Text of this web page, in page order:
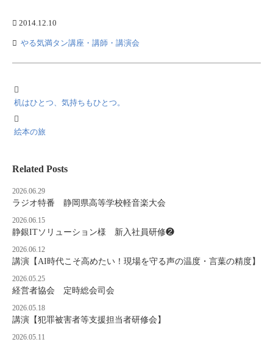
2014.12.10
やる気満タン講座・講師・講演会
机はひとつ、気持ちもひとつ。
絵本の旅
Related Posts
2026.06.29
ラジオ特番 静岡県高等学校軽音楽大会
2026.06.15
静銀ITソリューション様 新入社員研修❷
2026.06.12
講演【AI時代こそ高めたい！現場を守る声の温度・言葉の精度】
2026.05.25
経営者協会 定時総会司会
2026.05.18
講演【犯罪被害者等支援担当者研修会】
2026.05.11